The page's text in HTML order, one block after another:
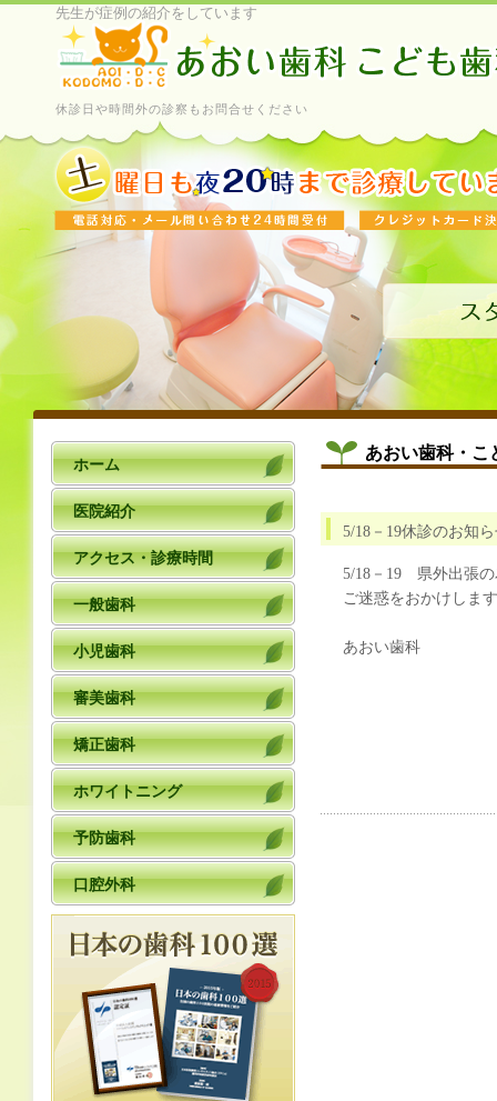
先生が症例の紹介をしています
休診日や時間外の診察もお問合せください
あおい歯科・こ
5/18－19休診のお知
5/18－19 県外出張の
ご迷惑をおかけしま
あおい歯科
ホーム
医院紹介
アクセス・診療時間
一般歯科
小児歯科
審美歯科
矯正歯科
ホワイトニング
予防歯科
口腔外科